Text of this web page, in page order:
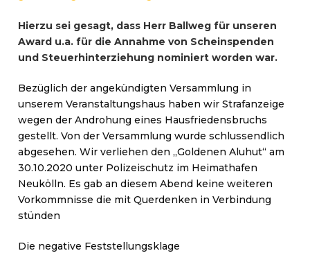
Hierzu sei gesagt, dass Herr Ballweg für unseren
Award u.a. für die Annahme von Scheinspenden
und Steuerhinterziehung nominiert worden war.
Bezüglich der angekündigten Versammlung in
unserem Veranstaltungshaus haben wir Strafanzeige
wegen der Androhung eines Hausfriedensbruchs
gestellt. Von der Versammlung wurde schlussendlich
abgesehen. Wir verliehen den „Goldenen Aluhut“ am
30.10.2020 unter Polizeischutz im Heimathafen
Neukölln. Es gab an diesem Abend keine weiteren
Vorkommnisse die mit Querdenken in Verbindung
stünden
Die negative Feststellungsklage